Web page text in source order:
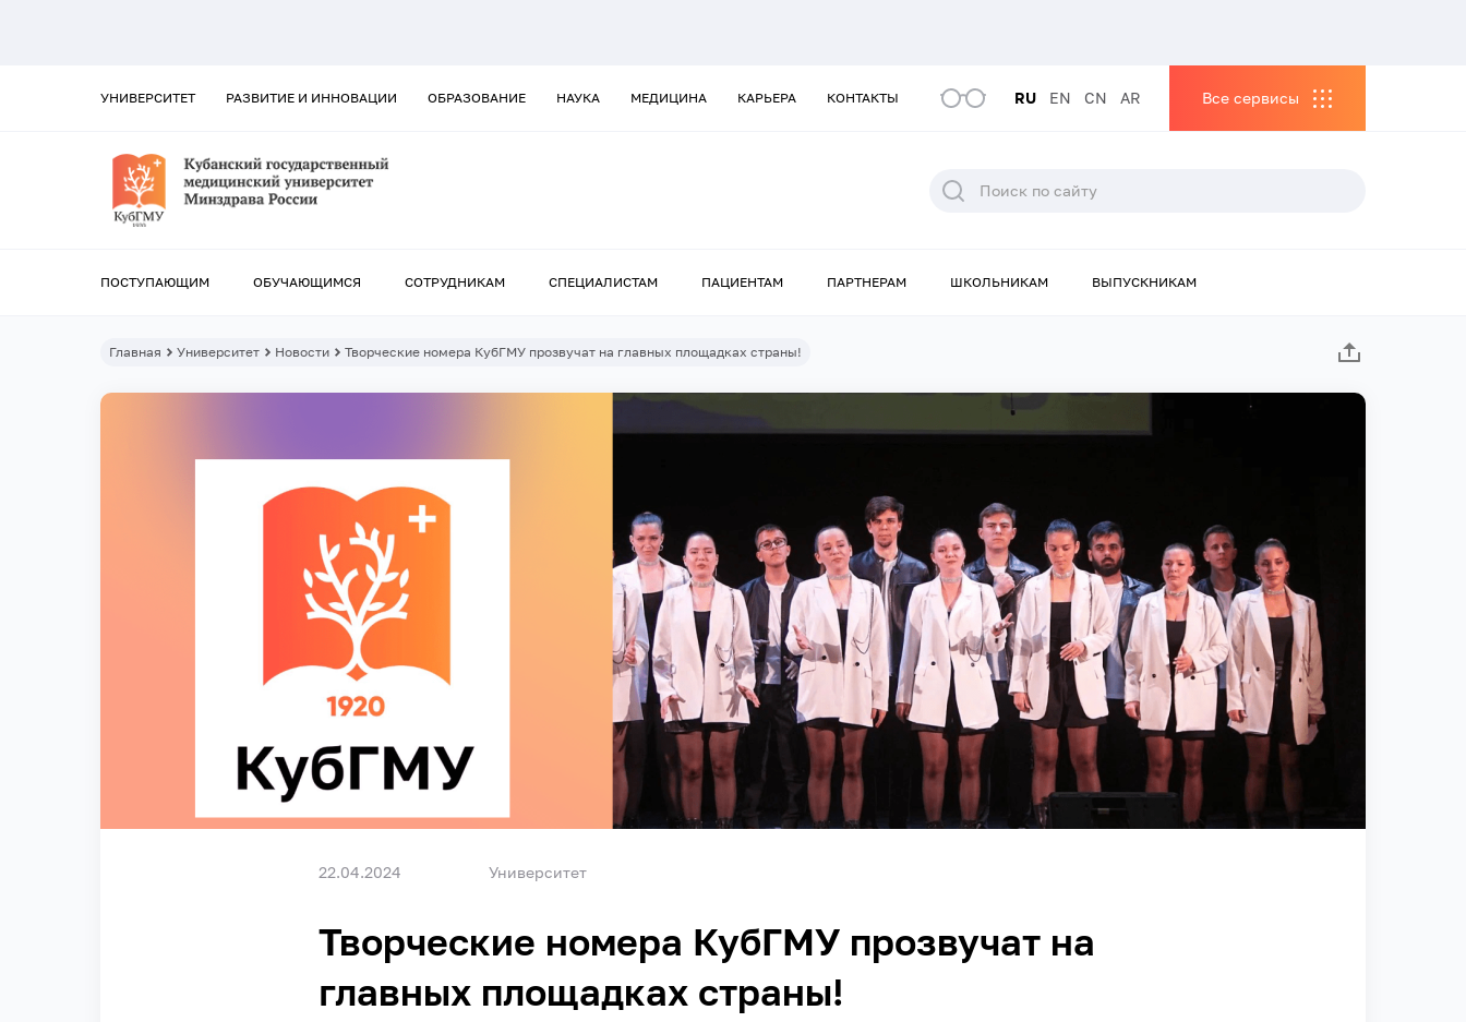
УНИВЕРСИТЕТ РАЗВИТИЕ И ИННОВАЦИИ ОБРАЗОВАНИЕ НАУКА МЕДИЦИНА КАРЬЕРА КОНТАКТЫ RU EN CN AR Все сервисы
ПОСТУПАЮЩИМ ОБУЧАЮЩИМСЯ СОТРУДНИКАМ СПЕЦИАЛИСТАМ ПАЦИЕНТАМ ПАРТНЕРАМ ШКОЛЬНИКАМ ВЫПУСКНИКАМ
Главная Университет Новости Творческие номера КубГМУ прозвучат на главных площадках страны!
22.04.2024 Университет
Творческие номера КубГМУ прозвучат на
главных площадках страны!